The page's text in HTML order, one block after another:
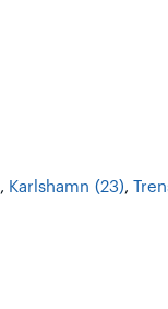
, Karlshamn (23),